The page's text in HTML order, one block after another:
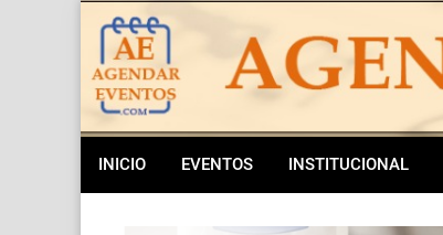
INICIO EVENTOS INSTITUCIONAL